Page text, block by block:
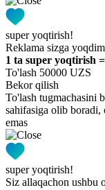
super yoqtirish!
Reklama sizga
1 ta super yoqtirish
To'lash 50000 UZS
Bekor qilish
To'lash tugmachasini
sahifasiga olib
emas
super yoqtirish!
Siz allaqachon ushbu